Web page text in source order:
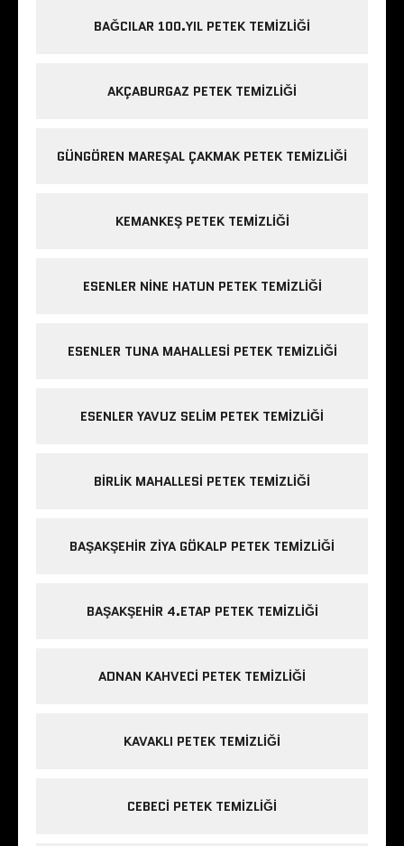
BAĞCILAR 100.YIL PETEK TEMIZLIĞI
AKÇABURGAZ PETEK TEMIZLIĞI
GÜNGÖREN MAREŞAL ÇAKMAK PETEK TEMIZLIĞI
KEMANKEŞ PETEK TEMIZLIĞI
ESENLER NINE HATUN PETEK TEMIZLIĞI
ESENLER TUNA MAHALLESI PETEK TEMIZLIĞI
ESENLER YAVUZ SELIM PETEK TEMIZLIĞI
BIRLIK MAHALLESI PETEK TEMIZLIĞI
BAŞAKŞEHIR ZIYA GÖKALP PETEK TEMIZLIĞI
BAŞAKŞEHIR 4.ETAP PETEK TEMIZLIĞI
ADNAN KAHVECI PETEK TEMIZLIĞI
KAVAKLI PETEK TEMIZLIĞI
CEBECI PETEK TEMIZLIĞI